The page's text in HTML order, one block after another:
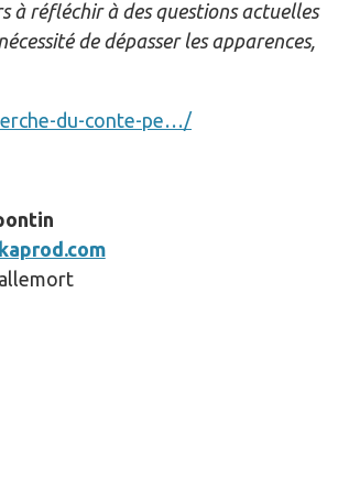
à réfléchir à des questions actuelles
de dépasser les apparences,
du-conte-pe…/